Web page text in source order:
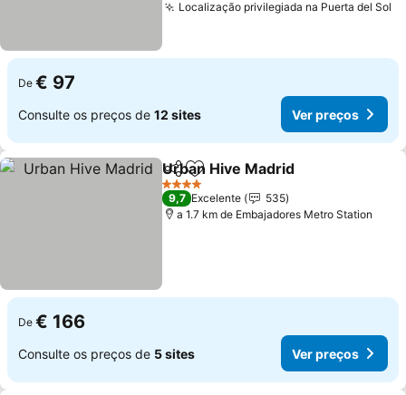
Localização privilegiada na Puerta del Sol
De € 97
Consulte os preços de 12 sites Ver preços
PartilharAdicionar aos favoritos
Urban Hive Madrid
4 Estrelas
9,7 Excelente
535
a 1.7 km de Embajadores Metro Station
De € 166
Consulte os preços de 5 sites Ver preços